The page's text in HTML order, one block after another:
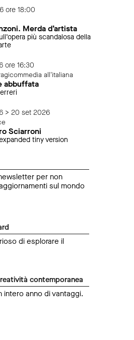
ore 18:00
Merda d’artista
più scandalosa della
ore 16:30
all'italiana
abbuffata
> 20 set 2026
Sciarroni
tiny version
per non
sul mondo
di esplorare il
contemporanea
intero anno di vantaggi.